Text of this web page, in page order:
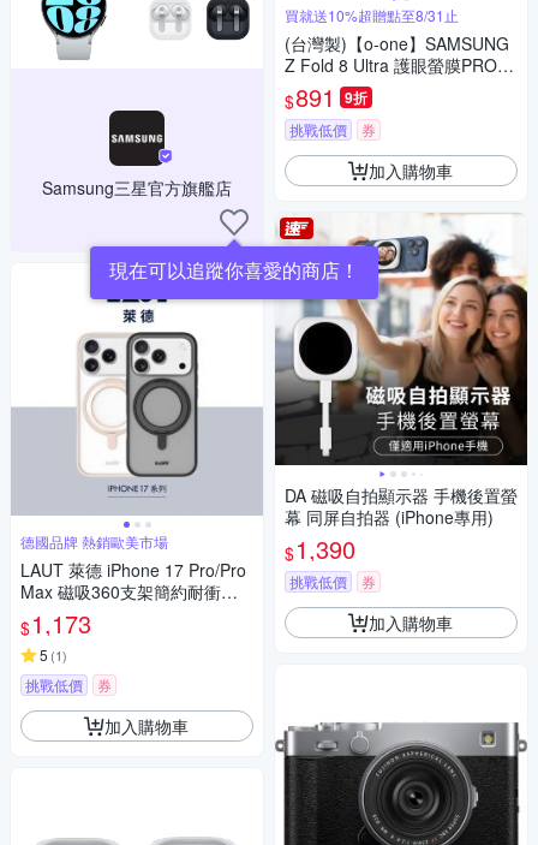
Samsung三星官方旗艦店
現在可以追蹤你喜愛的商店！
德國品牌 熱銷歐美市場
LAUT 萊德 iPhone 17 Pro/Pro
Max 磁吸360支架簡約耐衝擊
保護殼 (支援MagSafe 手機殼)
$1,173
5 (1)
挑戰低價 券
加入購物車
買就送10%超贈點至8/31止
(台灣製)【o-one】SAMSUNG
Z Fold 8 Ultra 護眼螢膜PRO
抗藍光保護貼(次螢幕)
$891 9折
挑戰低價 券
加入購物車
DA 磁吸自拍顯示器 手機後置螢
幕 同屏自拍器 (iPhone專用)
$1,390
挑戰低價 券
加入購物車